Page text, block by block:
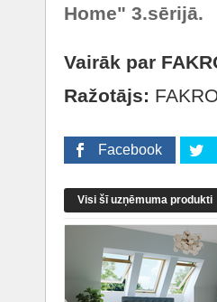
Home" 3.sērijā.
Vairāk par
Ražotājs:
Facebook
Visi šī uzņēmuma produkti